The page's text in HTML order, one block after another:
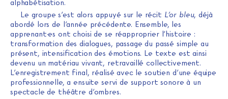
alphabétisation.
Le groupe s’est alors appuyé sur le récit L’or bleu, déjà
abordé lors de l’année précédente. Ensemble, les
apprenant·es ont choisi de se réapproprier l’histoire :
transformation des dialogues, passage du passé simple au
présent, intensification des émotions. Le texte est ainsi
devenu un matériau vivant, retravaillé collectivement.
L’enregistrement final, réalisé avec le soutien d’une équipe
professionnelle, a ensuite servi de support sonore à un
spectacle de théâtre d’ombres.